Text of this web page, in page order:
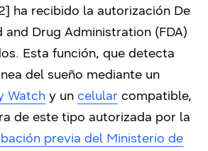
ha recibido la autorización De
and Drug Administration (FDA)
Esta función, que detecta
del sueño mediante un
Watch y un celular compatible,
de este tipo autorizada por la
previa del Ministerio de